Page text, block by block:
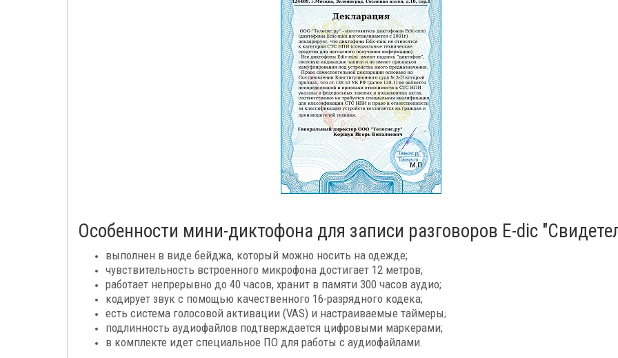
Особенности мини-диктофона для записи разговоров E-dic
выполнен в виде бейджа, который можно носить на одежде;
чувствительность встроенного микрофона достигает 12 метров;
работает непрерывно до 40 часов, хранит в памяти 300 часов аудио;
кодирует звук с помощью качественного 16-разрядного кодека;
есть система голосовой активации (VAS) и настраиваемые таймеры;
подлинность аудиофайлов подтверждается цифровыми маркерами;
в комплекте идет специальное ПО для работы с аудиофайлами.